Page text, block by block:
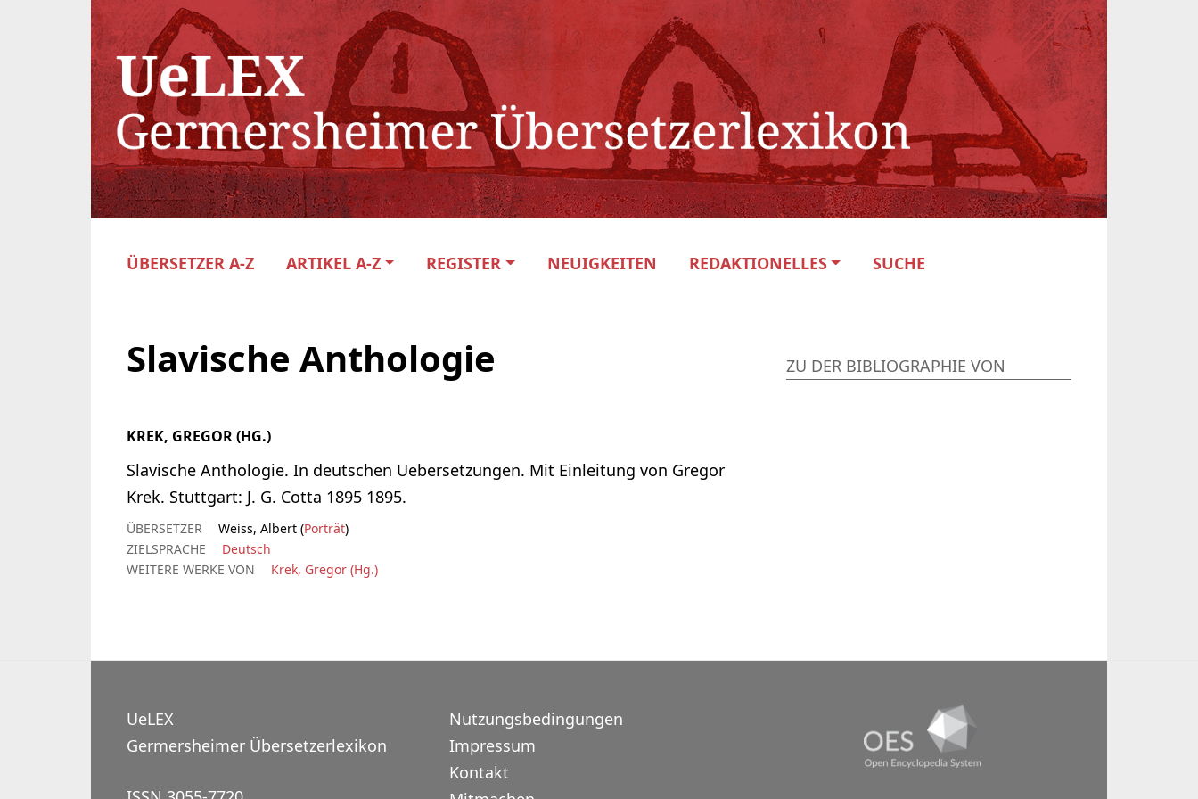
ÜBERSETZER A-Z ARTIKEL A-Z REGISTER NEUIGKEITEN REDAKTIONELLES SUCHE
Slavische Anthologie
KREK, GREGOR (HG.)
Slavische Anthologie. In deutschen Uebersetzungen. Mit Einleitung von Gregor
Krek. Stuttgart: J. G. Cotta 1895 1895.
ÜBERSETZER Weiss, Albert (Porträt)
ZIELSPRACHE
Deutsch
WEITERE WERKE VON
Krek, Gregor (Hg.)
ZU DER BIBLIOGRAPHIE VON
UeLEX
Germersheimer Übersetzerlexikon
Nutzungsbedingungen
Impressum
Kontakt